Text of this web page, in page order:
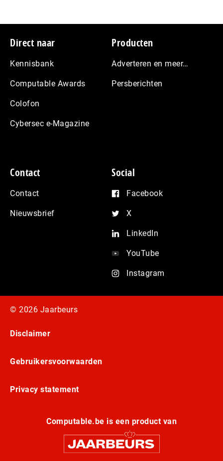
Footer
Direct naar
Kennisbank
Computable Awards
Colofon
Cybersec e-Magazine
Producten
Adverteren en meer…
Persberichten
Contact
Contact
Nieuwsbrief
Social
Facebook
X
LinkedIn
YouTube
Instagram
© 2026 Jaarbeurs
Disclaimer
Gebruikersvoorwaarden
Privacy statement
Computable.be is een product van